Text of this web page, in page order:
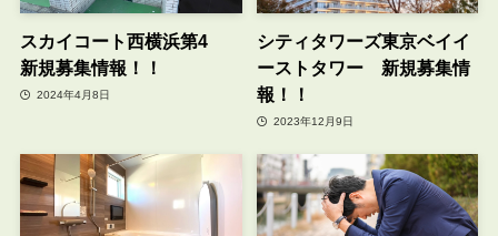
スカイコート西横浜第4
新規募集情報！！
2024年4月8日
シティタワーズ東京ベイイ
ーストタワー 新規募集情
報！！
2023年12月9日